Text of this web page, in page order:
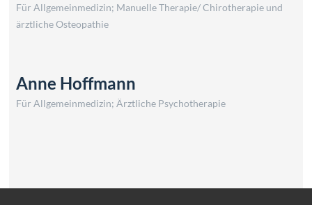
Für Allgemeinmedizin; Manuelle Therapie/ Chirotherapie und
ärztliche Osteopathie
Anne Hoffmann
Für Allgemeinmedizin; Ärztliche Psychotherapie